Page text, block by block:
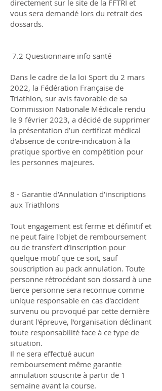
directement sur le site de la FFTRI et
vous sera demandé lors du retrait des
dossards.
7.2 Questionnaire info santé
Dans le cadre de la loi Sport du 2 mars
2022, la Fédération Française de
Triathlon, sur avis favorable de sa
Commission Nationale Médicale rendu
le 9 février 2023, a décidé de supprimer
la présentation d’un certificat médical
d’absence de contre-indication à la
pratique sportive en compétition pour
les personnes majeures.
8 - Garantie d’Annulation d’inscriptions
aux Triathlons
Tout engagement est ferme et définitif et
ne peut faire l'objet de remboursement
ou de transfert d’inscription pour
quelque motif que ce soit, sauf
souscription au pack annulation. Toute
personne rétrocédant son dossard à une
tierce personne sera reconnue comme
unique responsable en cas d'accident
survenu ou provoqué par cette dernière
durant l'épreuve, l'organisation déclinant
toute responsabilité face à ce type de
situation.
Il ne sera effectué aucun
remboursement même garantie
annulation souscrite à partir de 1
semaine avant la course.